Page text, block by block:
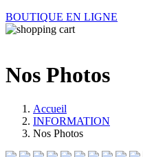
BOUTIQUE EN LIGNE
Nos Photos
Accueil
INFORMATION
Nos Photos